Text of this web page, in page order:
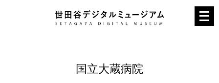
メ
ニ
国立大蔵病院